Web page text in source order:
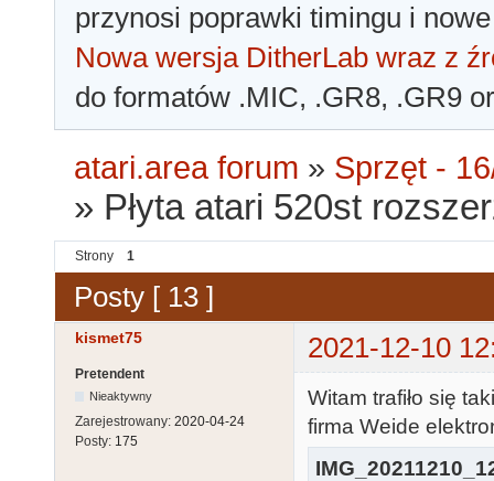
przynosi poprawki timingu i
Nowa wersja DitherLab wraz z
do formatów .MIC, .GR8, .GR9
atari.area forum » Sprzęt -
» Płyta atari 520st
Strony 1
Posty [ 13 ]
kismet75 2021-12-10
Pretendent
Nieaktywny
Zarejestrowany: 2020-04-24
Posty: 175
Witam trafiło się
firma Weide